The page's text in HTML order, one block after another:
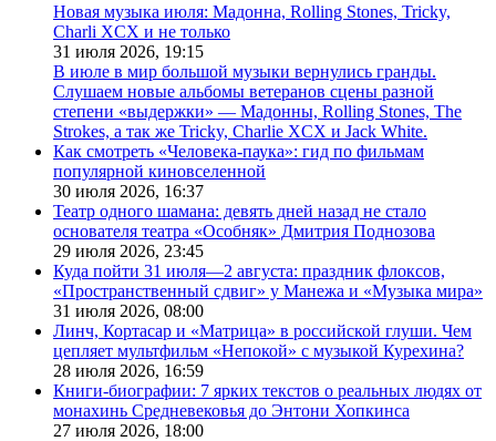
Новая музыка июля: Мадонна, Rolling Stones, Tricky,
Charli XCX и не только
31 июля 2026, 19:15
В июле в мир большой музыки вернулись гранды.
Слушаем новые альбомы ветеранов сцены разной
степени «выдержки» — Мадонны, Rolling Stones, The
Strokes, а так же Tricky, Charlie XCX и Jack White.
Как смотреть «Человека-паука»: гид по фильмам
популярной киновселенной
30 июля 2026, 16:37
Театр одного шамана: девять дней назад не стало
основателя театра «Особняк» Дмитрия Поднозова
29 июля 2026, 23:45
Куда пойти 31 июля—2 августа: праздник флоксов,
«Пространственный сдвиг» у Манежа и «Музыка мира»
31 июля 2026, 08:00
Линч, Кортасар и «Матрица» в российской глуши. Чем
цепляет мультфильм «Непокой» с музыкой Курехина?
28 июля 2026, 16:59
Книги-биографии: 7 ярких текстов о реальных людях от
монахинь Средневековья до Энтони Хопкинса
27 июля 2026, 18:00